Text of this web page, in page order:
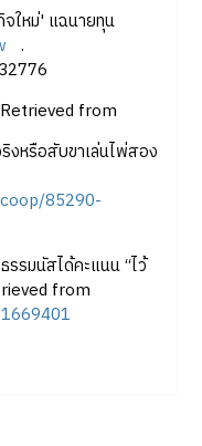
ใหม่' แฉนายทุน
.
from
งหรือสับขาเล่นไพ่สอง
85290-
รมนัสได้คะแนน “ไว้
from